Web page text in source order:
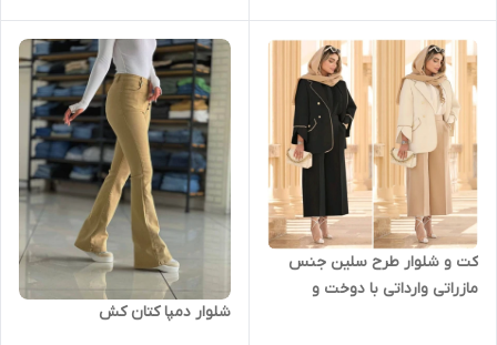
کت و شلوار طرح سلین جنس
مازراتی وارداتی با دوخت و
شلوار دمپا کتان کش